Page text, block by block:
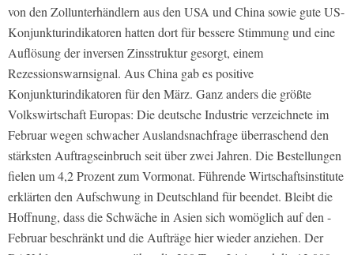
von den Zollunterhändlern aus den USA und China sowie gute US-
Konjunkturindikatoren hatten dort für bessere Stimmung und eine
Auflösung der inversen Zinsstruktur gesorgt, einem
Rezessionswarnsignal. Aus China gab es positive
Konjunkturindikatoren für den März. Ganz anders die größte
Volkswirtschaft Europas: Die deutsche Industrie verzeichnete im
Februar wegen schwacher Auslandsnachfrage überraschend den
stärksten Auftragseinbruch seit über zwei Jahren. Die Bestellungen
fielen um 4,2 Prozent zum Vormonat. Führende Wirtschaftsinstitute
erklärten den Aufschwung in Deutschland für beendet. Bleibt die
Hoffnung, dass die Schwäche in Asien sich womöglich auf den ­
Februar beschränkt und die Aufträge hier wieder ­anziehen. Der